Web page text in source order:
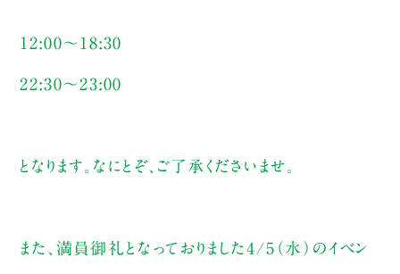
12:00〜18:30
22:30〜23:00
となります。なにとぞ、ご了承くださいませ。
また、満員御礼となっておりました4/5（水）のイベン